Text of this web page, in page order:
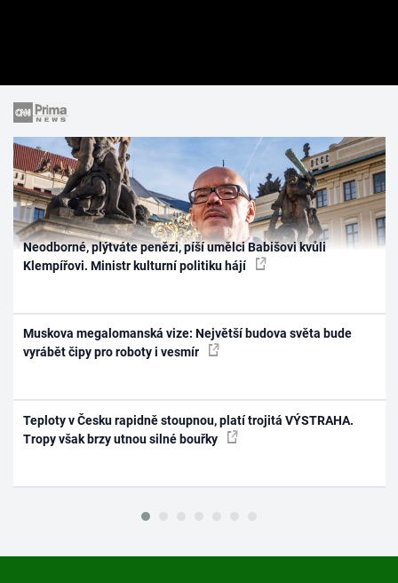
Neodborné, plýtváte penězi, píší umělci Babišovi kvůli
Klempířovi. Ministr kulturní politiku hájí
Muskova megalomanská vize: Největší budova světa bude
vyrábět čipy pro roboty i vesmír
Teploty v Česku rapidně stoupnou, platí trojitá VÝSTRAHA.
Tropy však brzy utnou silné bouřky